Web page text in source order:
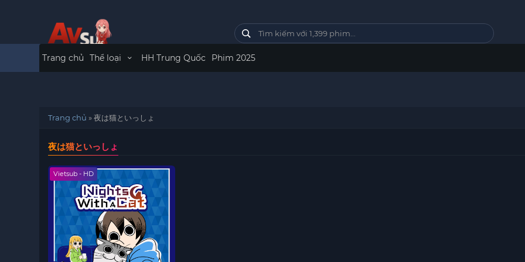
Trang chủ Thể loại HH Trung Quốc Phim 2025
Trang chủ »夜は猫といっしょ
夜は猫といっしょ
Vietsub - HD